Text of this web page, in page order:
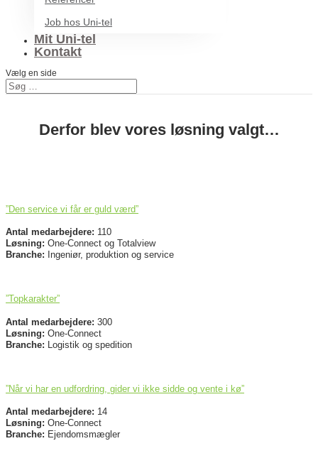
Job hos Uni-tel
Mit Uni-tel
Kontakt
Vælg en side
Derfor blev vores løsning valgt…
”Den service vi får er guld værd”
Antal medarbejdere: 110
Løsning: One-Connect og Totalview
Branche: Ingeniør, produktion og service
”Topkarakter”
Antal medarbejdere: 300
Løsning: One-Connect
Branche: Logistik og spedition
”Når vi har en udfordring, gider vi ikke sidde og vente i kø”
Antal medarbejdere: 14
Løsning: One-Connect
Branche: Ejendomsmægler